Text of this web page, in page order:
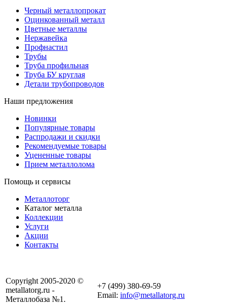
Черный металлопрокат
Оцинкованный металл
Цветные металлы
Нержавейка
Профнастил
Трубы
Труба профильная
Труба БУ круглая
Детали трубопроводов
Наши предложения
Новинки
Популярные товары
Распродажи и скидки
Рекомендуемые товары
Уцененные товары
Прием металлолома
Помощь и сервисы
Металлоторг
Каталог металла
Коллекции
Услуги
Акции
Контакты
Copyright 2005-2020 ©
metallatorg.ru -
Металлобаза №1.
+7 (499) 380-69-59
Email: info@metallatorg.ru